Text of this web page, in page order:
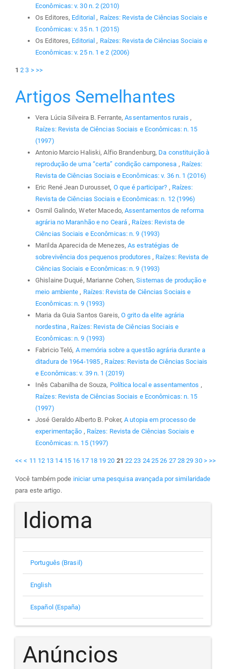
Econômicas: v. 30 n. 2 (2010)
Os Editores, Editorial, Raízes: Revista de Ciências Sociais e
Econômicas: v. 35 n. 1 (2015)
Os Editores, Editorial, Raízes: Revista de Ciências Sociais e
Econômicas: v. 25 n. 1 e 2 (2006)
1 2 3 > >>
Artigos Semelhantes
Vera Lúcia Silveira B. Ferrante,Assentamentos rurais,
Raízes: Revista de Ciências Sociais e Econômicas: n. 15
(1997)
Antonio Marcio Haliski, Alfio Brandenburg, Da constituição à
reprodução de uma “certa” condição camponesa , Raízes:
Revista de Ciências Sociais e Econômicas: v. 36 n. 1 (2016)
Eric René Jean Durousset, O que é participar? , Raízes:
Revista de Ciências Sociais e Econômicas: n. 12 (1996)
Osmil Galindo, Weter Macedo, Assentamentos de reforma
agrária no Maranhão e no Ceará, Raízes: Revista de
Ciências Sociais e Econômicas: n. 9 (1993)
Marilda Aparecida de Menezes,As estratégias de
sobrevivência dos pequenos produtores , Raízes: Revista de
Ciências Sociais e Econômicas: n. 9 (1993)
Ghislaine Duqué, Marianne Cohen,Sistemas de produção e
meio ambiente, Raízes: Revista de Ciências Sociais e
Econômicas: n. 9 (1993)
Maria da Guia Santos Gareis, O grito da elite agrária
nordestina, Raízes: Revista de Ciências Sociais e
Econômicas: n. 9 (1993)
Fabricio Teló, A memória sobre a questão agrária durante a
ditadura de 1964-1985, Raízes: Revista de Ciências Sociais
e Econômicas: v. 39 n. 1 (2019)
Inês Cabanilha de Souza, Política local e assentamentos ,
Raízes: Revista de Ciências Sociais e Econômicas: n. 15
(1997)
José Geraldo Alberto B. Poker,A utopia em processo de
experimentação , Raízes: Revista de Ciências Sociais e
Econômicas: n. 15 (1997)
<< < 11 12 13 14 15 16 17 18 19 20 21 22 23 24 25 26 27 28 29 30 > >>
Você também pode iniciar uma pesquisa avançada por similaridade
para este artigo.
Idioma
Português (Brasil)
English
Español (España)
Anúncios